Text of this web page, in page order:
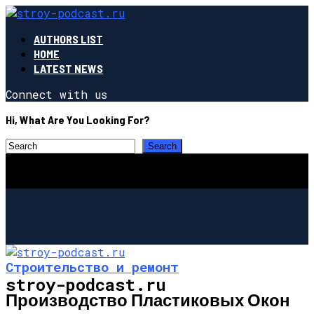
AUTHORS LIST
HOME
LATEST NEWS
Connect with us
Hi, What Are You Looking For?
stroy-podcast.ru
Строительство и ремонт
Производство Пластиковых Окон